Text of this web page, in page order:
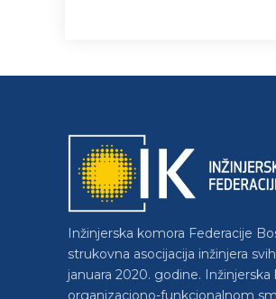
Inžinjerska komora Federacije
strukovna asocijacija inžinjera
januara 2020. godine.
organizaciono-funkcionalnom